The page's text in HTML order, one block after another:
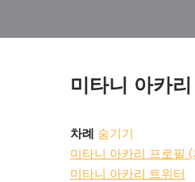
미타니 아카
차례 숨기기
미타니 아카리 프로필
미타니 아카리 트위터